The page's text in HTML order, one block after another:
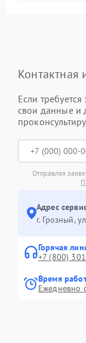
Если требуется
свои данные и
Отправляя
Адрес
г. Грозный,
Горячая
+7 (800)
Время
Ежедневно